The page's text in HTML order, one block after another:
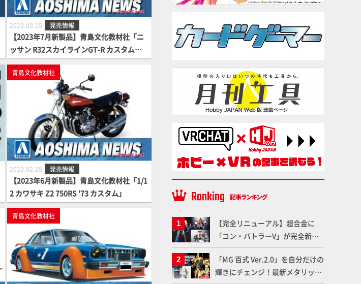
2023.03.15 発売情報
【2023年7月新製品】青島文化教材社「ニ
ッサン R32スカイラインGT-R カスタムホ
イール(ガングレーメタリック)」
青島文化教材社
2023.02.28 発売情報
【2023年6月新製品】青島文化教材社「1/1
2 カワサキ Z2 750RS '73 カスタム」
青島文化教材社
【完全リニューアル】超合金に
「コン・バトラーV」が完全新規
造形で登場！気になる仕様を試作
品の撮り下ろしでご紹介!!さらに
「大鉄人17」＆「ワンエイト」セ
「MG 百式 Ver.2.0」を自分だけの
輝きにチェンジ！最新メタリック